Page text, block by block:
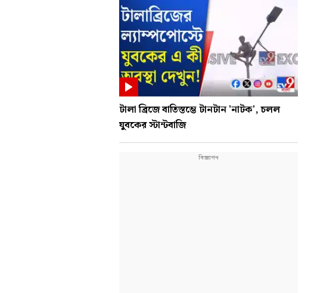
টালা ব্রিজে বাতিস্তম্ভে টানটান 'নাটক', চলল
যুবকের স্টান্টবাজি